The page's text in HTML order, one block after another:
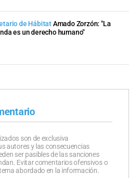
de HábitatAmado Zorzón: "La
es un derecho humano"
son de exclusiva
autores y las consecuencias
ser pasibles de las sanciones
Evitar comentarios ofensivos o
abordado en la información.